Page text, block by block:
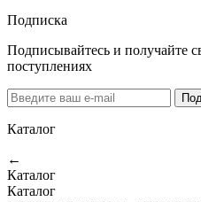
Подписка
Подписывайтесь и получайте
поступлениях
Каталог
←
Каталог
Каталог